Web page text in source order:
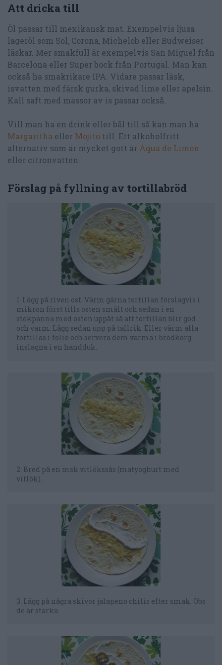
Att dricka till
Öl passar till mexikansk mat. Exempelvis ljusa
lageröl som Sol, Corona, Michelob eller Budweiser
läskar. Mer smakfull är exempelvis San Miguel från
Barcelona eller Super bock från Portugal. Man kan
också ha smakrikare IPA. Vidare passar läsk,
isvatten med färsk gurka, skivad lime eller apelsin.
Kall saft med massor av is passar också.
Vill man ha en drink eller bål till så kan man ha
Margaritha eller Mojito till. Ett alkoholfritt
alternativ som är mycket gott är Aqua de Limon
eller citronvatten.
Förslag på fyllning av tortillabröd
1. Lägg på riven ost. Värm gärna tortillan förslagvis i
mikron först tills osten smält och sedan i en
stekpanna med osten uppåt så att tortillan blir god
och varm. Lägg sedan upp på tallrik. Eller värm alla
tortillas i folie och servera dem varma i brödkorg
inslagna i en handduk.
2. Bred på en msk vitlökssås (matyoghurt med
vitlök).
3. Lägg på några skivor jalapeno chilis efter smak. Obs
de är starka.